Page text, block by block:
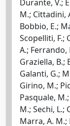
Durante, V.;
M.; Cittadini,
Bobbio, E.;
Scopelliti, F.;
A.; Ferrando,
Graziella, B.;
Galanti, G.;
Girino, M.;
Pasquale,
M.; Sechi, L.;
Marra, A. M.;